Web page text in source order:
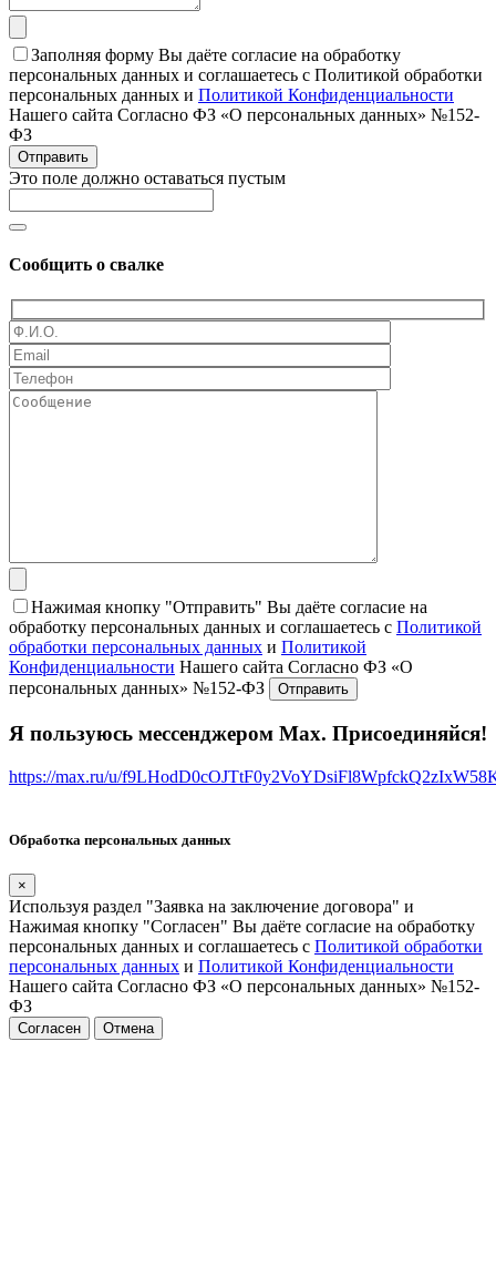
Заполняя форму Вы даёте согласие на обработку
персональных данных и соглашаетесь с Политикой обработки
персональных данных и Политикой Конфиденциальности
Нашего сайта Согласно ФЗ «О персональных данных» №152-
ФЗ
Отправить
Это поле должно оставаться пустым
Сообщить о свалке
Нажимая кнопку "Отправить" Вы даёте согласие на
обработку персональных данных и соглашаетесь с Политикой
обработки персональных данных и Политикой
Конфиденциальности Нашего сайта Согласно ФЗ «О
персональных данных» №152-ФЗ
Я пользуюсь мессенджером Max. Присоединяйся!
https://max.ru/u/
Обработка персональных данных
×
Используя раздел "Заявка на заключение договора" и
Нажимая кнопку "Согласен" Вы даёте согласие на обработку
персональных данных и соглашаетесь с Политикой обработки
персональных данных и Политикой Конфиденциальности
Нашего сайта Согласно ФЗ «О персональных данных» №152-
ФЗ
Согласен Отмена